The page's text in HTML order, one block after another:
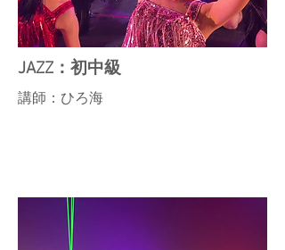
JAZZ：初中級
講師：ひろ海